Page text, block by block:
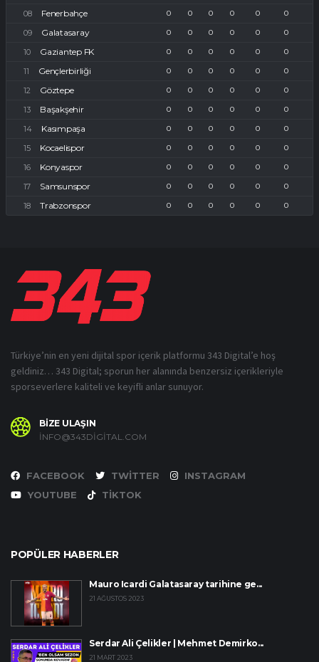
Fenerbahçe 0 0 0 0 0 0
Galatasaray 0 0 0 0 0 0
Gaziantep FK 0 0 0 0 0 0
Gençlerbirliği 0 0 0 0 0 0
Göztepe 0 0 0 0 0 0
Başakşehir 0 0 0 0 0 0
Kasımpaşa 0 0 0 0 0 0
Kocaelispor 0 0 0 0 0 0
Konyaspor 0 0 0 0 0 0
Samsunspor 0 0 0 0 0 0
Trabzonspor 0 0 0 0 0 0
Türkiye’nin en yeni dijital spor içerik platformu 343 Digital’e hoş
geldiniz… 343 Digital; sporun her alanında benzersiz içerikleriyle
sporseverlere kaliteli ve keyifli anlar sunuyor.
BİZE ULAŞIN
INFO@343DIGITAL.COM
FACEBOOK TWITTER
INSTAGRAM
YOUTUBE
TIKTOK
POPÜLER HABERLER
Mauro Icardi Galatasaray tarihine ge...
21 AĞUSTOS 2023
Serdar Ali Çelikler | Mehmet Demirko...
21 MART 2023